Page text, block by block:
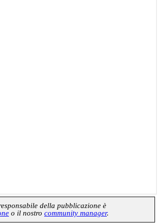
della pubblicazione è
o il nostro community manager.